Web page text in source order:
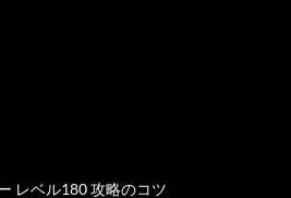
レベル180 攻略のコツ